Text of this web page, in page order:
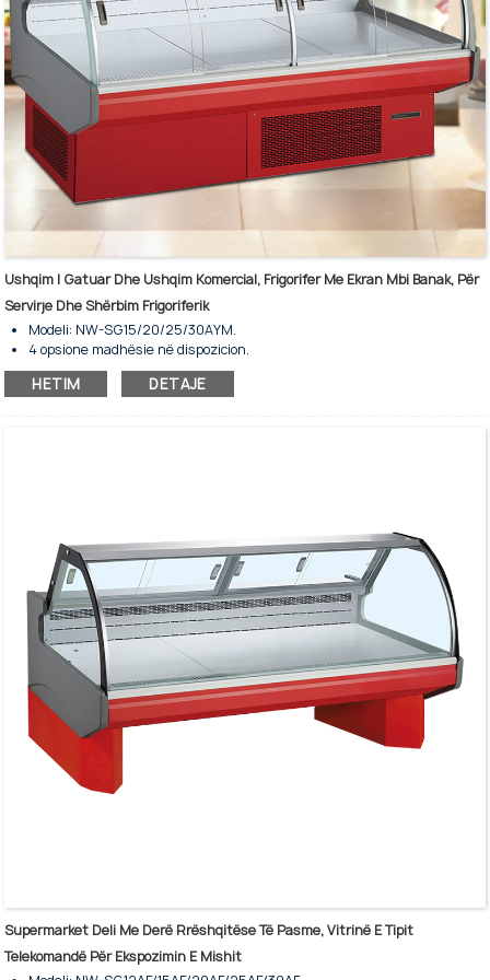
Ushqim I Gatuar Dhe Ushqim Komercial, Frigorifer Me Ekran Mbi Banak, Për
Servirje Dhe Shërbim Frigoriferik
Modeli: NW-SG15/20/25/30AYM.
4 opsione madhësie në dispozicion.
Për ruajtje dhe ekspozim në dyqanet e ushqimeve të gatshme.
Njësi kondensimi e integruar.
E jashtme dhe e brendshme e përfunduar me çelik inox.
Kontrollues inteligjent dhe ekran dixhital.
Derë rrëshqitëse e pasme e zëvendësueshme për pastrim të lehtë.
Avullues me tub bakri dhe kondensator me ndihmën e ventilatorit.
HETIM DETAJE
Supermarket Deli Me Derë Rrëshqitëse Të Pasme, Vitrinë E Tipit
Telekomandë Për Ekspozimin E Mishit